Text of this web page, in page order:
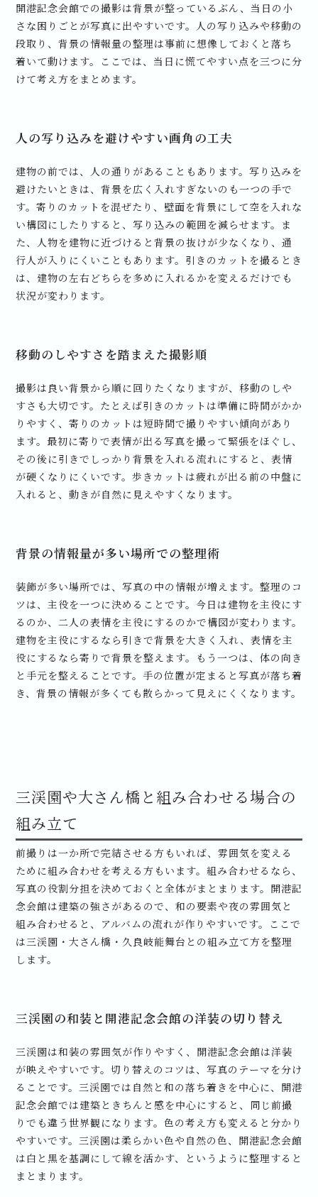
開港記念会館での撮影は背景が整っているぶん、当日の小
さな困りごとが写真に出やすいです。人の写り込みや移動の
段取り、背景の情報量の整理は事前に想像しておくと落ち
着いて動けます。ここでは、当日に慌てやすい点を三つに分
けて考え方をまとめます。
人の写り込みを避けやすい画角の工夫
建物の前では、人の通りがあることもあります。写り込みを
避けたいときは、背景を広く入れすぎないのも一つの手で
す。寄りのカットを混ぜたり、壁面を背景にして空を入れな
い構図にしたりすると、写り込みの範囲を減らせます。ま
た、人物を建物に近づけると背景の抜けが少なくなり、通
行人が入りにくいこともあります。引きのカットを撮るとき
は、建物の左右どちらを多めに入れるかを変えるだけでも
状況が変わります。
移動のしやすさを踏まえた撮影順
撮影は良い背景から順に回りたくなりますが、移動のしや
すさも大切です。たとえば引きのカットは準備に時間がかか
りやすく、寄りのカットは短時間で撮りやすい傾向があり
ます。最初に寄りで表情が出る写真を撮って緊張をほぐし、
その後に引きでしっかり背景を入れる流れにすると、表情
が硬くなりにくいです。歩きカットは疲れが出る前の中盤に
入れると、動きが自然に見えやすくなります。
背景の情報量が多い場所での整理術
装飾が多い場所では、写真の中の情報が増えます。整理のコ
ツは、主役を一つに決めることです。今日は建物を主役にす
るのか、二人の表情を主役にするのかで構図が変わります。
建物を主役にするなら引きで背景を大きく入れ、表情を主
役にするなら寄りで背景を整えます。もう一つは、体の向き
と手元を整えることです。手の位置が定まると写真が落ち着
き、背景の情報が多くても散らかって見えにくくなります。
三渓園や大さん橋と組み合わせる場合の
組み立て
前撮りは一か所で完結させる方もいれば、雰囲気を変える
ために組み合わせを考える方もいます。組み合わせるなら、
写真の役割分担を決めておくと全体がまとまります。開港記
念会館は建築の強さがあるので、和の要素や夜の雰囲気と
組み合わせると、アルバムの流れが作りやすいです。ここで
は三渓園・大さん橋・久良岐能舞台との組み立て方を整理
します。
三渓園の和装と開港記念会館の洋装の切り替え
三渓園は和装の雰囲気が作りやすく、開港記念会館は洋装
が映えやすいです。切り替えのコツは、写真のテーマを分け
ることです。三渓園では自然と和の落ち着きを中心に、開港
記念会館では建築ときちんと感を中心にすると、同じ前撮
りでも違う世界観になります。色の考え方も変えると分かり
やすいです。三渓園は柔らかい色や自然の色、開港記念会館
は白と黒を基調にして線を活かす、というように整理すると
まとまります。